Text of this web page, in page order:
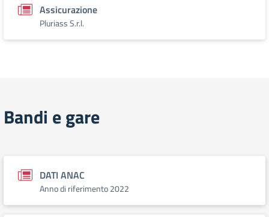
Assicurazione
Pluriass S.r.l.
Bandi e gare
DATI ANAC
Anno di riferimento 2022